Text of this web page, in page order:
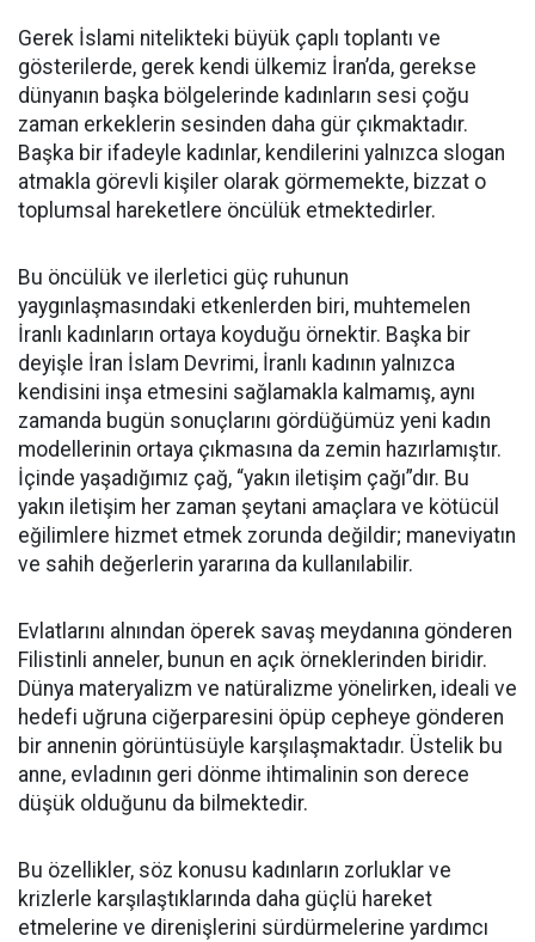
Gerek İslami nitelikteki büyük çaplı toplantı ve
gösterilerde, gerek kendi ülkemiz İran’da, gerekse
dünyanın başka bölgelerinde kadınların sesi çoğu
zaman erkeklerin sesinden daha gür çıkmaktadır.
Başka bir ifadeyle kadınlar, kendilerini yalnızca slogan
atmakla görevli kişiler olarak görmemekte, bizzat o
toplumsal hareketlere öncülük etmektedirler.
Bu öncülük ve ilerletici güç ruhunun
yaygınlaşmasındaki etkenlerden biri, muhtemelen
İranlı kadınların ortaya koyduğu örnektir. Başka bir
deyişle İran İslam Devrimi, İranlı kadının yalnızca
kendisini inşa etmesini sağlamakla kalmamış, aynı
zamanda bugün sonuçlarını gördüğümüz yeni kadın
modellerinin ortaya çıkmasına da zemin hazırlamıştır.
İçinde yaşadığımız çağ, “yakın iletişim çağı”dır. Bu
yakın iletişim her zaman şeytani amaçlara ve kötücül
eğilimlere hizmet etmek zorunda değildir; maneviyatın
ve sahih değerlerin yararına da kullanılabilir.
Evlatlarını alnından öperek savaş meydanına gönderen
Filistinli anneler, bunun en açık örneklerinden biridir.
Dünya materyalizm ve natüralizme yönelirken, ideali ve
hedefi uğruna ciğerparesini öpüp cepheye gönderen
bir annenin görüntüsüyle karşılaşmaktadır. Üstelik bu
anne, evladının geri dönme ihtimalinin son derece
düşük olduğunu da bilmektedir.
Bu özellikler, söz konusu kadınların zorluklar ve
krizlerle karşılaştıklarında daha güçlü hareket
etmelerine ve direnişlerini sürdürmelerine yardımcı